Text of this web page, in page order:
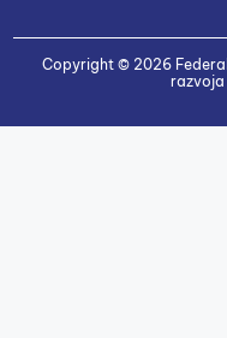
Copyright © 2026
razvoja